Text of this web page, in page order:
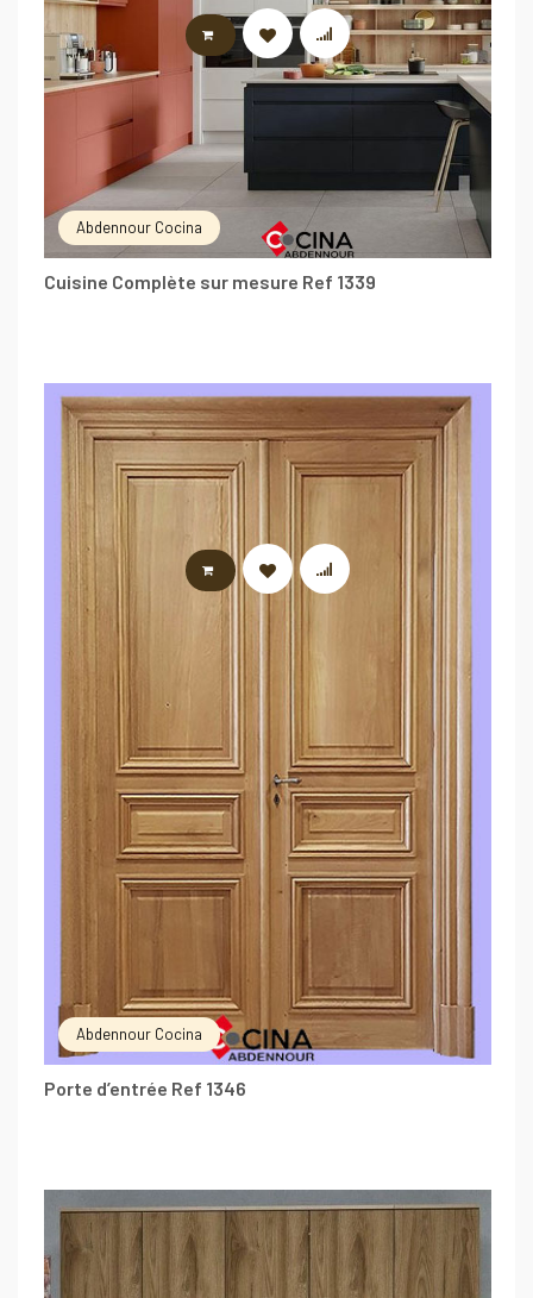
Abdennour Cocina
Cuisine Complète sur mesure Ref 1339
LIRE LA SUITE
Abdennour Cocina
Porte d’entrée Ref 1346
LIRE LA SUITE